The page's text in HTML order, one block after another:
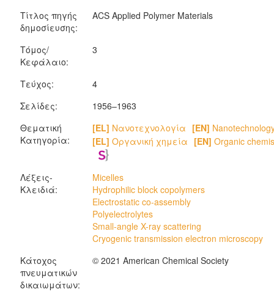
Τίτλος πηγής
δημοσίευσης:
ACS Applied Polymer Materials
Τόμος/
Κεφάλαιο:
3
Τεύχος:
4
Σελίδες:
1956–1963
Θεματική
Κατηγορία:
[EL] Νανοτεχνολογία [EN]
[EL] Οργανική χημεία [EN] Organic
Λέξεις-
Κλειδιά:
Micelles
Hydrophilic block copolymers
Electrostatic co-assembly
Polyelectrolytes
Small-angle X-ray scattering
Cryogenic transmission electron microscopy
Κάτοχος
πνευματικών
δικαιωμάτων:
© 2021 American Chemical Society